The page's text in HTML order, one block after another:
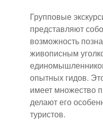
Групповые
представляют
возможность
живописным
опытных гидов.
имеет множество
делают его
туристов.